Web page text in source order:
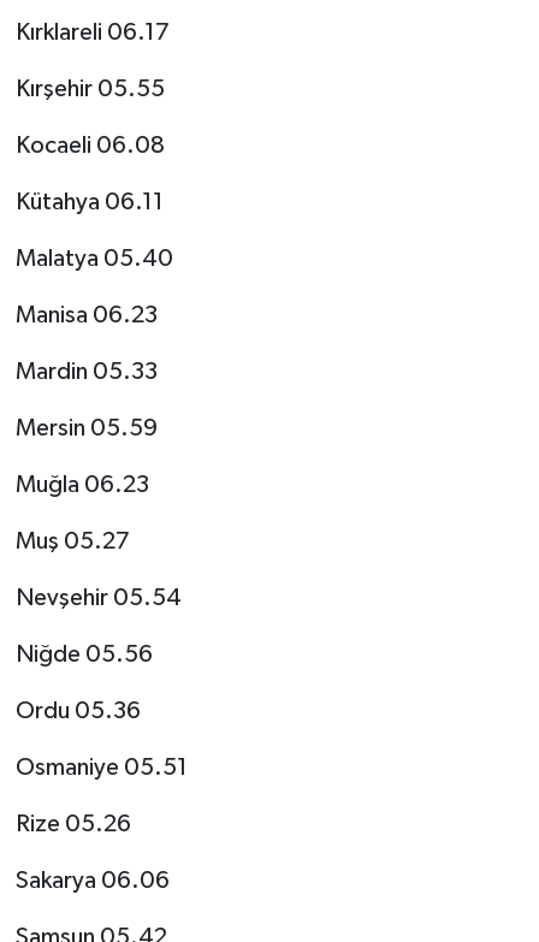
Kırklareli 06.17
Kırşehir 05.55
Kocaeli 06.08
Kütahya 06.11
Malatya 05.40
Manisa 06.23
Mardin 05.33
Mersin 05.59
Muğla 06.23
Muş 05.27
Nevşehir 05.54
Niğde 05.56
Ordu 05.36
Osmaniye 05.51
Rize 05.26
Sakarya 06.06
Samsun 05.42